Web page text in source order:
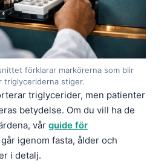
förklarar markörerna som blir
triglyceriderna stiger.
triglycerider, men patienter
betydelse. Om du vill ha de
vår guide för
går igenom fasta, ålder och
i detalj.